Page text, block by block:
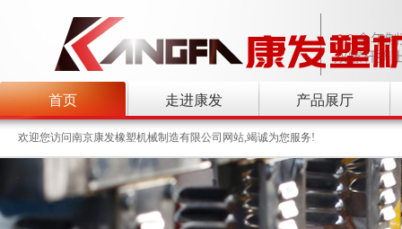
首页
欢迎您访问南京康发橡塑机械制造有限公司网站,竭诚为您服务!
走进康发 产品展厅